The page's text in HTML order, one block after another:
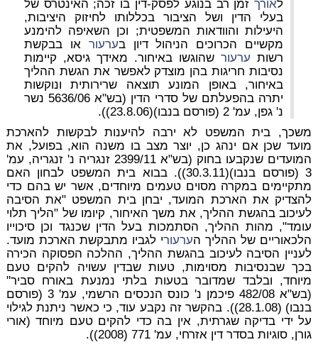
לאורךזמן רב בנוגע לפסק-דין בו זכה; האינטרס של
בעלי הדין ושל הציבור בכללותו לחיזוק היציבות,
היעילות והוודאות המשפטית; וכן השאיפה להימנע
מקשיים הכרוכים הניהול דיון בערעור או בבקשת
רשות ערעורשהוגשו באיחור. מאידך גיסא, קיימות
נסיבות חריגות בהן מוצדק לאפשר את הגשת ההליך
באיחור, באופן המונע תוצאה שרירותית ונוקשות
יתרה בהפעלתם של סדרי הדין (בש"א 5636/06 נשר
נ' גפן, עמ' 2 (פורסם בנבו)(23.8.06)).
משכך, בית המשפט לא ירבה להיענות לבקשות להארכת
מועד שכן אם ינהג כן, יוצר מצב בו משנה הוא, בפועל, את
המועדים שנקבעו בחוק (בש"א 2399/11 זנגריה נ' זנגריה, עמ'
3 (פורסם בנבו)(30.3.11)). בבוא בית המשפט לבחון האם
מתקיימים במקרה מסוים טעמים מיוחדים, אשר יש בהם כדי
להצדיק את הארכת המועד, יבחן בית המשפט "את הסיבה
לעיכוב בהגשת ההליך, את משך האיחור, קיומו של "הליך תלוי
עומד", מהות ההליך, הסתמכות בעל הדין שכנגד וכן סיכוייו
הלכאוריים של ההליך הערעורי לגביו מתבקשת הארכת מועד.
לעניין הסיבה לעיכוב בהגשת ההליך, ההלכה הפסוקה הכירה
בכך שבנסיבות מסוימות, טעות שבדין עשויה להקים טעם
מיוחד, ובלבד שמדובר בטעות בלתי נמנעת באורח סביר"
(בש"א 482/08 פיכמן נ' כונס הנכסים הרשמי, עמ' 3 (פורסם
בנבו) (28.1.08)). בהקשר זה נקבע עוד, כי כאשר ניתנת לגילוי
על ידי בדיקה שגרתית, אין בה כדי להקים טעם מיוחד (אורי
גורן, סוגיות בסדר דין אזרחי, עמ' 771 (2008)).